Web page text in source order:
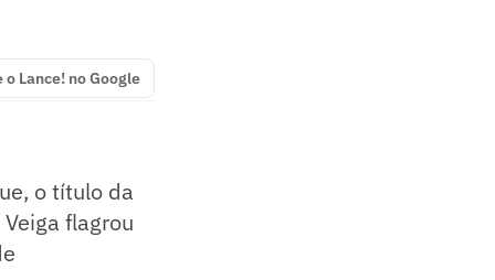
o Lance! no Google
o título da
flagrou